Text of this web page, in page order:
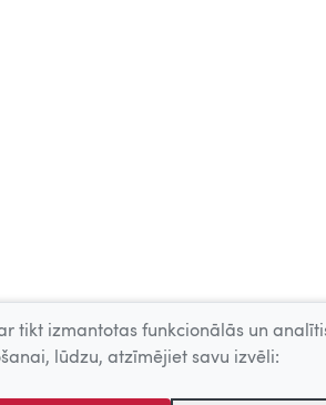
tikt izmantotas funkcionālās un
lūdzu, atzīmējiet savu izvēli: